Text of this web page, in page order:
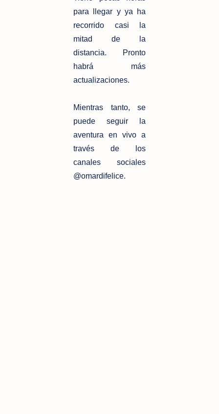
para llegar y ya ha
recorrido casi la
mitad de la
distancia. Pronto
habrá más
actualizaciones.
Mientras tanto, se
puede seguir la
aventura en vivo a
través de los
canales sociales
@omardifelice.